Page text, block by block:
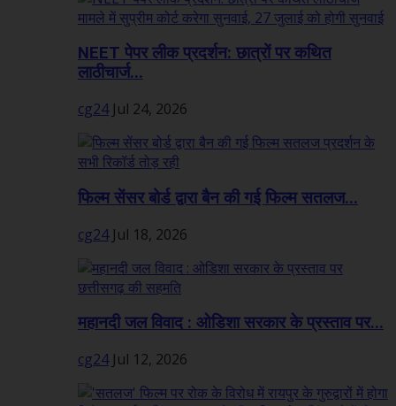
NEET पेपर लीक प्रदर्शन: छात्रों पर कथित
लाठीचार्ज...
cg24 Jul 24, 2026
फिल्म सेंसर बोर्ड द्वारा बैन की गई फिल्म सतलज...
cg24 Jul 18, 2026
महानदी जल विवाद : ओडिशा सरकार के प्रस्ताव पर...
cg24 Jul 12, 2026